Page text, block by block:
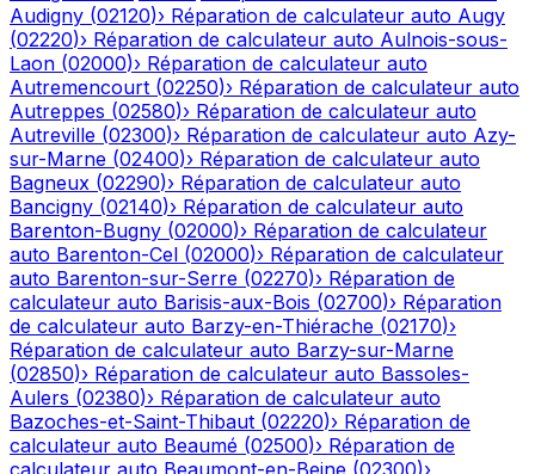
Audigny (02120)› Réparation de calculateur auto Augy
(02220)› Réparation de calculateur auto Aulnois-sous-
Laon (02000)› Réparation de calculateur auto
Autremencourt (02250)› Réparation de calculateur auto
Autreppes (02580)› Réparation de calculateur auto
Autreville (02300)› Réparation de calculateur auto Azy-
sur-Marne (02400)› Réparation de calculateur auto
Bagneux (02290)› Réparation de calculateur auto
Bancigny (02140)› Réparation de calculateur auto
Barenton-Bugny (02000)› Réparation de calculateur
auto Barenton-Cel (02000)› Réparation de calculateur
auto Barenton-sur-Serre (02270)› Réparation de
calculateur auto Barisis-aux-Bois (02700)› Réparation
de calculateur auto Barzy-en-Thiérache (02170)›
Réparation de calculateur auto Barzy-sur-Marne
(02850)› Réparation de calculateur auto Bassoles-
Aulers (02380)› Réparation de calculateur auto
Bazoches-et-Saint-Thibaut (02220)› Réparation de
calculateur auto Beaumé (02500)› Réparation de
calculateur auto Beaumont-en-Beine (02300)›